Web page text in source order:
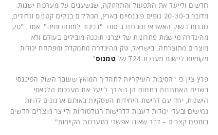
חדשים ולייעל את התפעול והתחזוקה, שנשענים על מערכות ישנות.
מדובר ב-20-30 גופים פיננסיים בארץ, הכוללים בנקים קטנים וגדולים,
חברות בשוק האשראי וחברות ביטוח. "בניגוד למתחרותיה", אמר, "טק
מהינדרה מיישמת פתרונות של יצרני תוכנה מובילים בעולם ולא
מוצרים מתוצרתה. בישראל, טק מהינדרה מתמקדת ומפתחת יכולות
מקומיות ליישום מערכת T24 של
טמנוס".
פרץ ציין כי "הסיבות העיקריות לתהליך המואץ שעובר השוק הפיננסי
בשנים האחרונות בתחום הן הצורך לייעל את מערכות הלגאסי
הישנות, יחד עם דרישת היחידות העסקיות באותם ארגונים להיות
גמישים ובעלי יכולות לענות לדרישות רגולטוריות ולייצר מוצרים חדשים
בזמנים קצרים – דבר שאינו אפשרי במערכות הקיימות".